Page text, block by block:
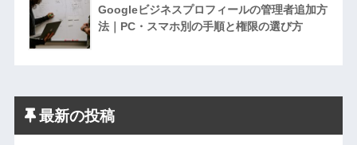
Googleビジネスプロフィールの管理者追加方
法｜PC・スマホ別の手順と権限の選び方
最新の投稿